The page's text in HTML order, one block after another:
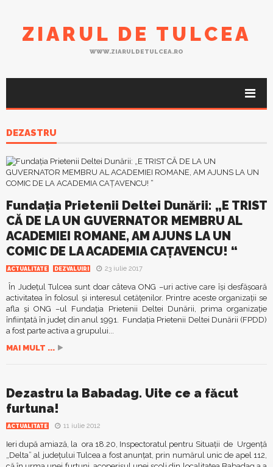
ZIARUL DE TULCEA
WWW.ZIARULDETULCEA.RO
DEZASTRU
Fundaţia Prietenii Deltei Dunării: „E TRIST
CĂ DE LA UN GUVERNATOR MEMBRU AL
ACADEMIEI ROMANE, AM AJUNS LA UN
COMIC DE LA ACADEMIA CAŢAVENCU! “
ACTUALITATE DEZVALUIRI 23 iulie 2017
În Judeţul Tulcea sunt doar câteva ONG –uri active care îşi desfăşoară
activitatea în folosul şi interesul cetăţenilor. Printre aceste organizaţii se
afla şi ONG –ul Fundaţia Prietenii Deltei Dunării, prima organizaţie
înfiinţată în judeţ din anul 1991. Fundaţia Prietenii Deltei Dunării (FPDD)
a fost parte activa a grupului...
MAI MULT ...
Dezastru la Babadag. Uite ce a făcut
furtuna!
ACTUALITATE 11 iulie 2012
Ieri după amiază, la ora 18.20, Inspectoratul pentru Situaţii de Urgenţă
„Delta” al judeţului Tulcea a fost anunţat, prin numărul unic de apel 112,